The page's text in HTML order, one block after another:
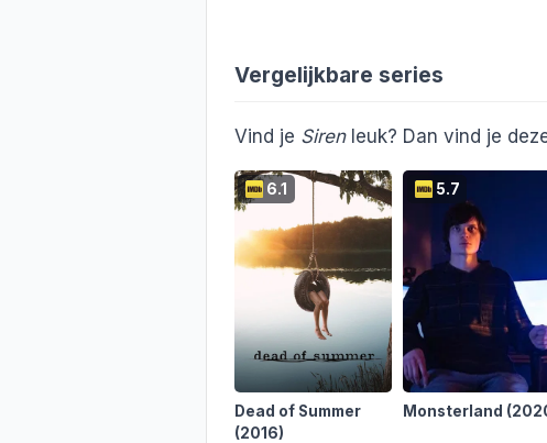
Vergelijkbare series
Vind je Sirenleuk? Dan vind je
6.1
Dead of Summer
(2016)
5.7
Monsterland